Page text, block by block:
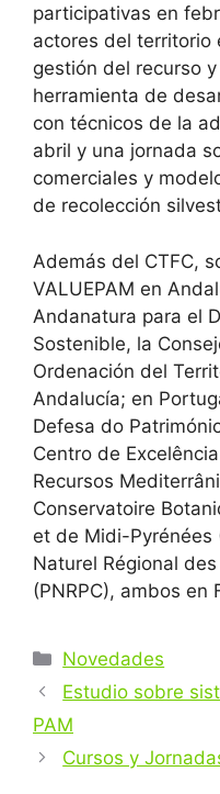
participativas en
actores del territorio
gestión del recurso
herramienta de
con técnicos de la
abril y una jornada
comerciales y
de recolección
Además del CTFC,
VALUEPAM en
Andanatura para el
Sostenible, la
Ordenación del
Andalucía; en
Defesa do
Centro de
Recursos
Conservatoire
et de Midi-Pyrénées
Naturel Régional
(PNRPC), ambos en
Categorías
Novedades
Navegación
de
Estudio sobre
PAM
Cursos y